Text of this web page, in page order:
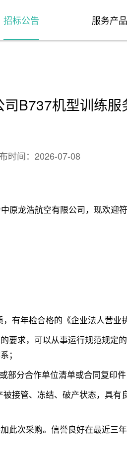
招标公告 服务产品
B737机型训练服
时间： 2026-07-08
龙浩航空有限公司，现欢迎
有年检合格的《企业法人营业
要求，可以从事运行规范规定
；
分合作单位清单或合同复印件
接管、冻结、破产状态，具
此次采购。信誉良好在最近三